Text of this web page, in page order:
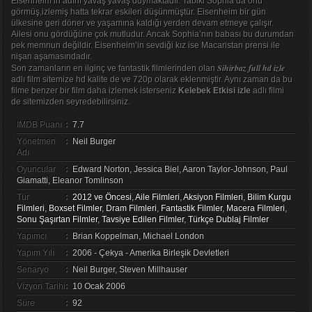
görmüş,izlemiş hatta tekrar eskileri düşünmüştür. Eisenheim bir gün
ülkesine geri döner ve yaşamına kaldığı yerden devam etmeye çalışır.
Ailesi onu gördüğüne çok mutludur. Ancak Sophia’nın babası bu durumdan
pek memnun değildir. Eisenheim’in sevdiği kız ise Macaristan prensi ile
nişan aşamasındadır.
Son zamanların en ilginç ve fantastik filmlerinden olan Sihirbaz full hd izle
adlı film sitemize hd kalite de ve 720p olarak eklenmiştir. Aynı zaman da bu
filme benzer bir film daha izlemek isterseniz Kelebek Etkisi izleadlı filmi
de sitemizden seyredebilirsiniz.
IMDB Puanı : 7.7
Yönetmen
Adı
: Neil Burger
Oyuncular : Edward Norton, Jessica Biel, Aaron Taylor-Johnson, Paul
Giamatti, Eleanor Tomlinson
Tür
: 2012 ve Öncesi,Aile Filmleri,Aksiyon Filmleri, Bilim Kurgu
Filmleri, Boxset Filmler, Dram Filmleri, Fantastik Filmler, Macera Filmleri,
Sonu Şaşırtan Filmler, Tavsiye Edilen Filmler, Türkçe Dublaj Filmler
Yapımcı
: Brian Koppelman, Michael London
Yapım Yılı
: 2006 - Çekya - Amerika Birleşik Devletleri
Senaryo
: Neil Burger, Steven Millhauser
Vizyon Tarihi: 10 Ocak 2006
Süre
: 92